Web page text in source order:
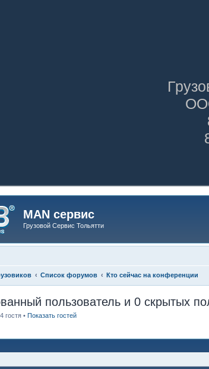
MAN сервис
Грузовой Сервис Тольятти
Список форумов Кто сейчас на конференции
пользователь и 0 скрытых
гостя • Показать гостей